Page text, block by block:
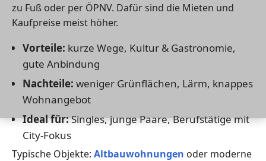
zu Fuß oder per ÖPNV. Dafür sind die Mieten und
Kaufpreise meist höher.
Vorteile: kurze Wege, Kultur & Gastronomie,
gute Anbindung
Nachteile: weniger Grünflächen, Lärm, knappes
Wohnangebot
Ideal für:Singles, junge Paare, Berufstätige mit
City-Fokus
Typische Objekte: Altbauwohnungen oder moderne